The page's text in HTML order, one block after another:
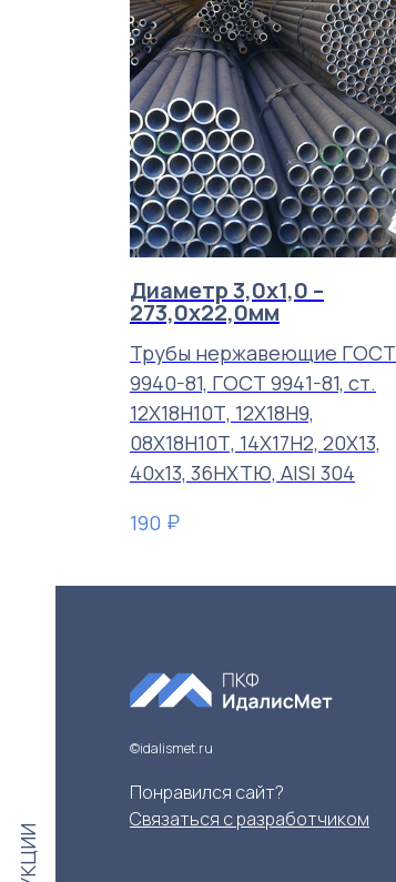
Диаметр 3,0х1,0 –
273,0х22,0мм
Трубы нержавеющие ГОСТ
9940-81, ГОСТ 9941-81, ст.
12Х18Н10Т, 12Х18Н9,
08Х18Н10Т, 14Х17Н2, 20Х13,
40х13, 36НХТЮ, AISI 304
190 ₽
©idalismet.ru
Понравился сайт?
Связаться с разработчиком